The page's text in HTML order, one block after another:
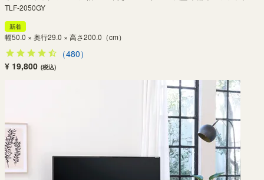
TLF-2050GY
新着
幅50.0 × 奥行29.0 × 高さ200.0（cm）
（480）
¥ 19,800 (税込)